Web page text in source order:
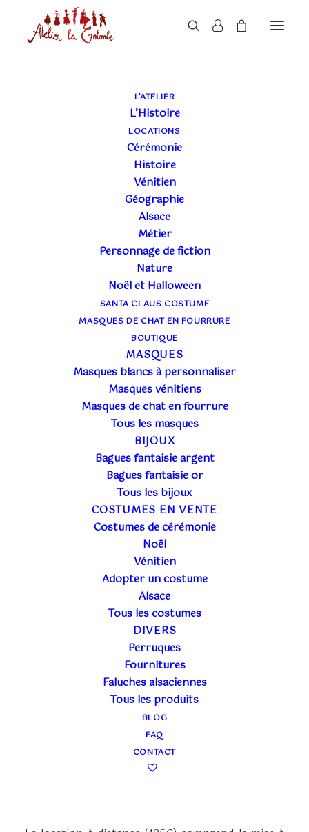
L’ATELIER
L’Histoire
LOCATIONS
Cérémonie
Histoire
Vénitien
Géographie
Alsace
Métier
Personnage de fiction
Nature
Noël et Halloween
SANTA CLAUS COSTUME
MASQUES DE CHAT EN FOURRURE
BOUTIQUE
MASQUES
Masques blancs à personnaliser
Masques vénitiens
Masques de chat en fourrure
Tous les masques
BIJOUX
Bagues fantaisie argent
Bagues fantaisie or
Tous les bijoux
COSTUMES EN VENTE
Costumes de cérémonie
Noël
Vénitien
Adopter un costume
Alsace
Tous les costumes
DIVERS
Perruques
Fournitures
Faluches alsaciennes
Tous les produits
BLOG
FAQ
CONTACT
ROBE 1880
DAMASSÉE BLEUE
120,00
La location en boutique (70€) couvre 3 jours